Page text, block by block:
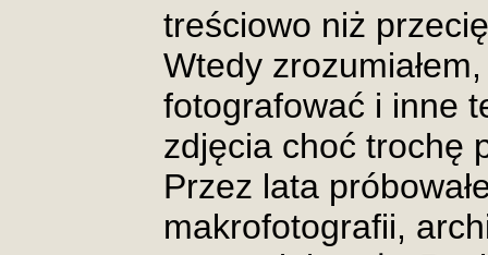
treściowo niż
Wtedy
fotografować i inne
zdjęcia choć trochę
Przez lata
makrofotografii,